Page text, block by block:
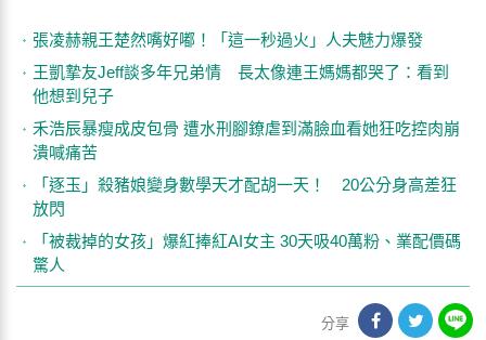
張凌赫親王楚然嘴好嘟！「這一秒過火」人夫魅力爆發
王凱摯友Jeff談多年兄弟情 長太像連王媽媽都哭了：看到
他想到兒子
禾浩辰暴瘦成皮包骨 遭水刑腳鐐虐到滿臉血看她狂吃控肉崩
潰喊痛苦
「逐玉」殺豬娘變身數學天才配胡一天！ 20公分身高差狂
放閃
「被裁掉的女孩」爆紅捧紅AI女主 30天吸40萬粉、業配價碼
驚人
分享